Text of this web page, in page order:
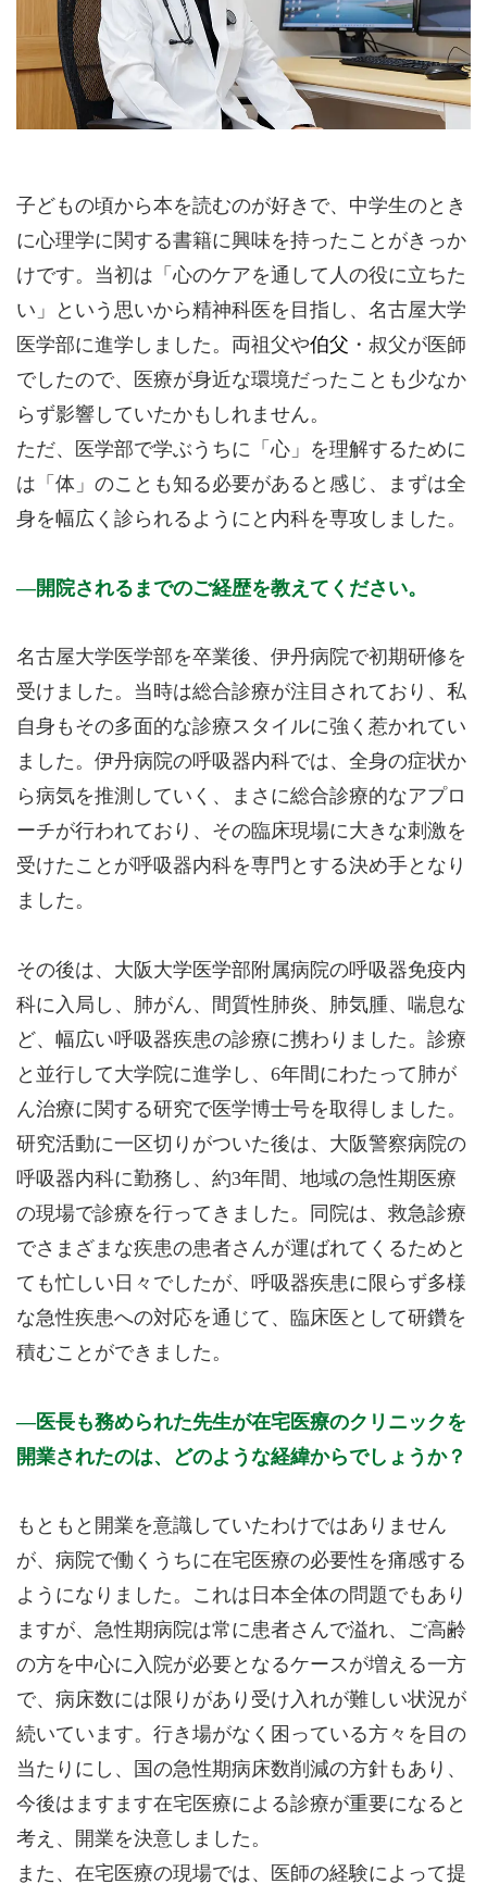
子どもの頃から本を読むのが好きで、中学生のとき
に心理学に関する書籍に興味を持ったことがきっか
けです。当初は「心のケアを通して人の役に立ちた
い」という思いから精神科医を目指し、名古屋大学
医学部に進学しました。両祖父や伯父 ・叔父が医師
でしたので、医療が身近な環境だったことも少なか
らず影響していたかもしれません。
ただ、医学部で学ぶうちに「心」を理解するために
は「体」のことも知る必要があると感じ、まずは全
身を幅広く診られるようにと内科を専攻しました。
開院されるまでのご経歴を教えてください。
名古屋大学医学部を卒業後、伊丹病院で初期研修を
受けました。当時は総合診療が注目されており、私
自身もその多面的な診療スタイルに強く惹かれてい
ました。伊丹病院の呼吸器内科では、全身の症状か
ら病気を推測していく、まさに総合診療的なアプロ
ーチが行われており、その臨床現場に大きな刺激を
受けたことが呼吸器内科を専門とする決め手となり
ました。
その後は、大阪大学医学部附属病院の呼吸器免疫内
科に入局し、肺がん、間質性肺炎、肺気腫、喘息な
ど、幅広い呼吸器疾患の診療に携わりました。診療
と並行して大学院に進学し、6年間にわたって肺が
ん治療に関する研究で医学博士号を取得しました。
研究活動に一区切りがついた後は、大阪警察病院の
呼吸器内科に勤務し、約3年間、地域の急性期医療
の現場で診療を行ってきました。同院は、救急診療
でさまざまな疾患の患者さんが運ばれてくるためと
ても忙しい日々でしたが、呼吸器疾患に限らず多様
な急性疾患への対応を通じて、臨床医として研鑽を
積むことができました。
医長も務められた先生が在宅医療のクリニックを
開業されたのは、どのような経緯からでしょうか？
もともと開業を意識していたわけではありません
が、病院で働くうちに在宅医療の必要性を痛感する
ようになりました。これは日本全体の問題でもあり
ますが、急性期病院は常に患者さんで溢れ、ご高齢
の方を中心に入院が必要となるケースが増える一方
で、病床数には限りがあり受け入れが難しい状況が
続いています。行き場がなく困っている方々を目の
当たりにし、国の急性期病床数削減の方針もあり、
今後はますます在宅医療による診療が重要になると
考え、開業を決意しました。
また、在宅医療の現場では、医師の経験によって提